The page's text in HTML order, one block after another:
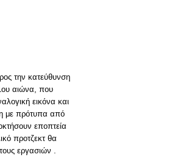
την κατεύθυνση
αιώνα, που
εικόνα και
με πρότυπα από
εποπτεία
προτζεκτ θα
εργασιών .